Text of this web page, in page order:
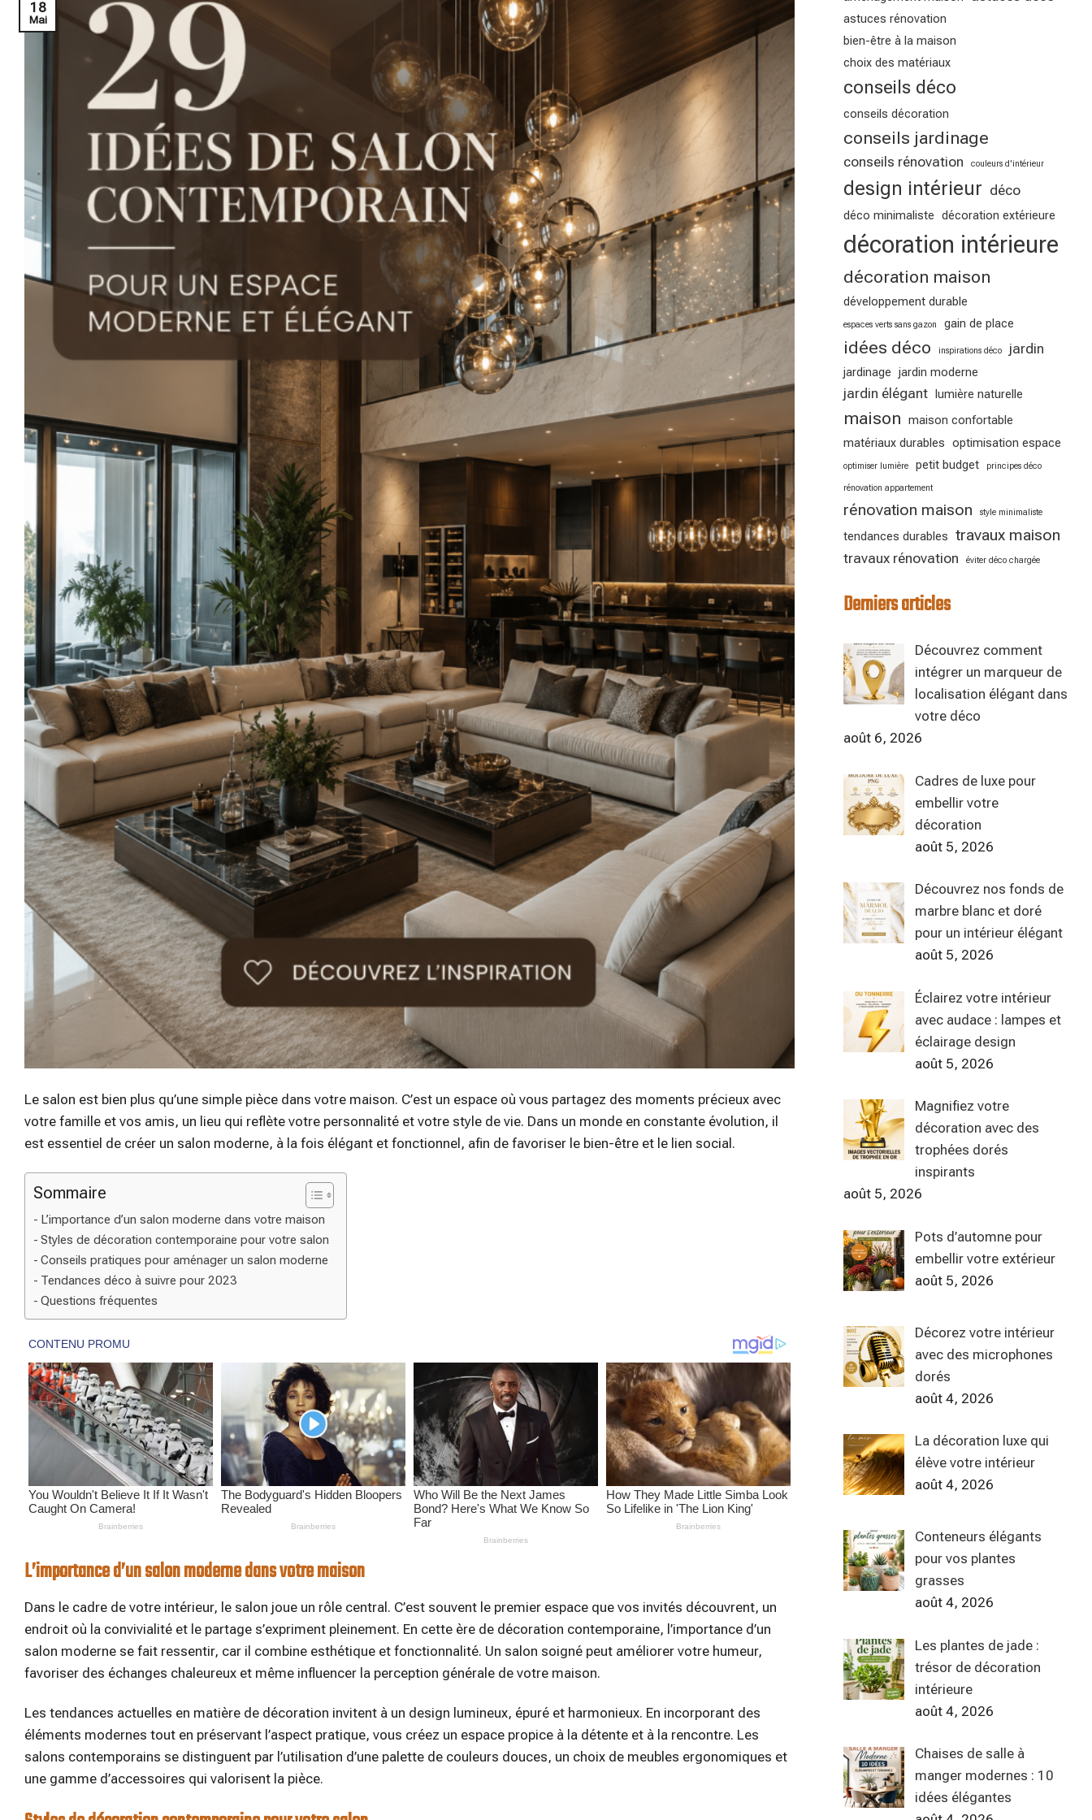
18
Mai
Le salon est bien plus qu’une simple pièce dans votre maison. C’est un espace où vous partagez des moments précieux avec
votre famille et vos amis, un lieu qui reflète votre personnalité et votre style de vie. Dans un monde en constante évolution, il
est essentiel de créer un salon moderne, à la fois élégant et fonctionnel, afin de favoriser le bien-être et le lien social.
Sommaire
L’importance d’un salon moderne dans votre maison
Styles de décoration contemporaine pour votre salon
Conseils pratiques pour aménager un salon moderne
Tendances déco à suivre pour 2023
Questions fréquentes
L’importance d’un salon moderne dans votre maison
Dans le cadre de votre intérieur, le salon joue un rôle central. C’est souvent le premier espace que vos invités découvrent, un
endroit où la convivialité et le partage s’expriment pleinement. En cette ère de décoration contemporaine, l’importance d’un
salon moderne se fait ressentir, car il combine esthétique et fonctionnalité. Un salon soigné peut améliorer votre humeur,
favoriser des échanges chaleureux et même influencer la perception générale de votre maison.
Les tendances actuelles en matière de décoration invitent à un design lumineux, épuré et harmonieux. En incorporant des
éléments modernes tout en préservant l’aspect pratique, vous créez un espace propice à la détente et à la rencontre. Les
salons contemporains se distinguent par l’utilisation d’une palette de couleurs douces, un choix de meubles ergonomiques et
une gamme d’accessoires qui valorisent la pièce.
astuces rénovation
bien-être à la maison
choix des matériaux
conseils déco
conseils décoration
conseils jardinage
conseils rénovation couleurs d'intérieur
design intérieur déco
déco minimaliste décoration extérieure
décoration intérieure
décoration maison
développement durable
espaces verts sans gazon gain de place
idées déco inspirations déco jardin
jardinage jardin moderne
jardin élégant lumière naturelle
maison maison confortable
matériaux durables optimisation espace
optimiser lumière petit budget principes déco
rénovation appartement
rénovation maison style minimaliste
tendances durables travaux maison
travaux rénovation éviter déco chargée
Derniers articles
Découvrez comment
intégrer un marqueur de
localisation élégant dans
votre déco
août 6, 2026
Cadres de luxe pour
embellir votre
décoration
août 5, 2026
Découvrez nos fonds de
marbre blanc et doré
pour un intérieur élégant
août 5, 2026
Éclairez votre intérieur
avec audace : lampes et
éclairage design
août 5, 2026
Magnifiez votre
décoration avec des
trophées dorés
inspirants
août 5, 2026
Pots d’automne pour
embellir votre extérieur
août 5, 2026
Décorez votre intérieur
avec des microphones
dorés
août 4, 2026
La décoration luxe qui
élève votre intérieur
août 4, 2026
Conteneurs élégants
pour vos plantes
grasses
août 4, 2026
Les plantes de jade :
trésor de décoration
intérieure
août 4, 2026
Chaises de salle à
manger modernes : 10
idées élégantes